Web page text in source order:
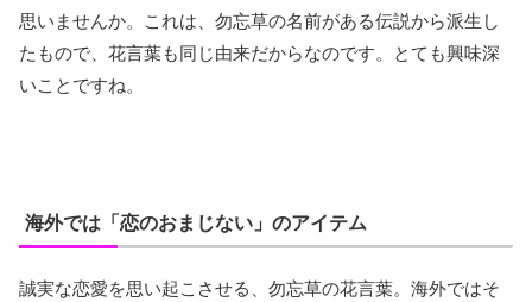
思いませんか。これは、勿忘草の名前がある伝説から派生し
たもので、花言葉も同じ由来だからなのです。とても興味深
いことですね。
海外では「恋のおまじない」のアイテム
誠実な恋愛を思い起こさせる、勿忘草の花言葉。海外ではそ